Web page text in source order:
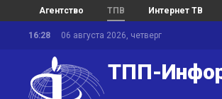
Агентство ТПВ Интернет ТВ
16:28 06 августа 2026, четверг
ТПП-